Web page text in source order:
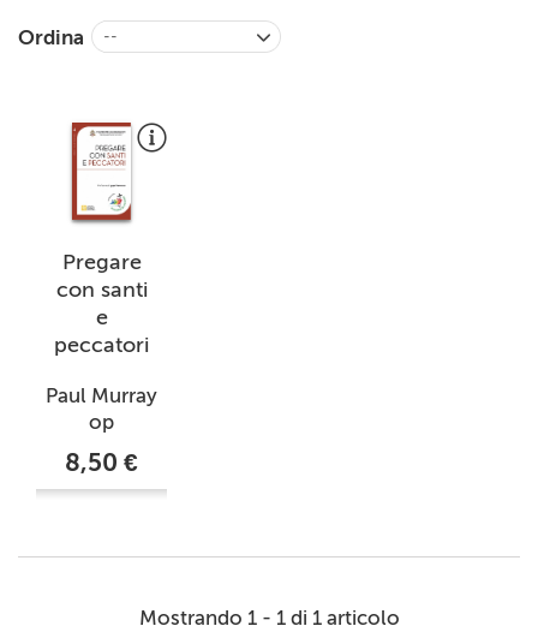
RIVISTE
Ordina --
Pregare
con santi
e
peccatori
Paul Murray
op
8,50 €
Mostrando 1 - 1 di 1 articolo